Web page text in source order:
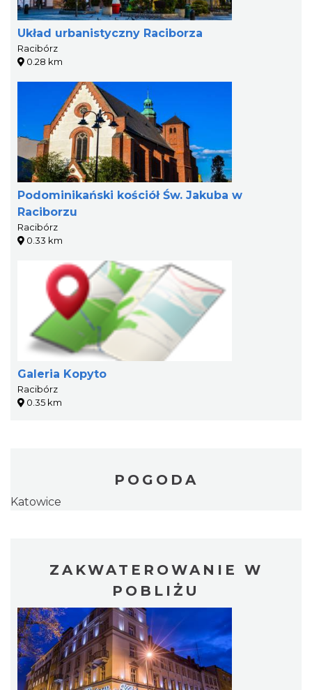
Układ urbanistyczny Raciborza
Racibórz
0.28 km
Podominikański kościół Św. Jakuba w
Raciborzu
Racibórz
0.33 km
Galeria Kopyto
Racibórz
0.35 km
POGODA
Katowice
ZAKWATEROWANIE W
POBLIŻU